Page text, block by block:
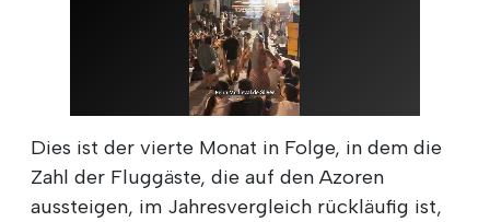
Dies ist der vierte Monat in Folge, in dem die
Zahl der Fluggäste, die auf den Azoren
aussteigen, im Jahresvergleich rückläufig ist,